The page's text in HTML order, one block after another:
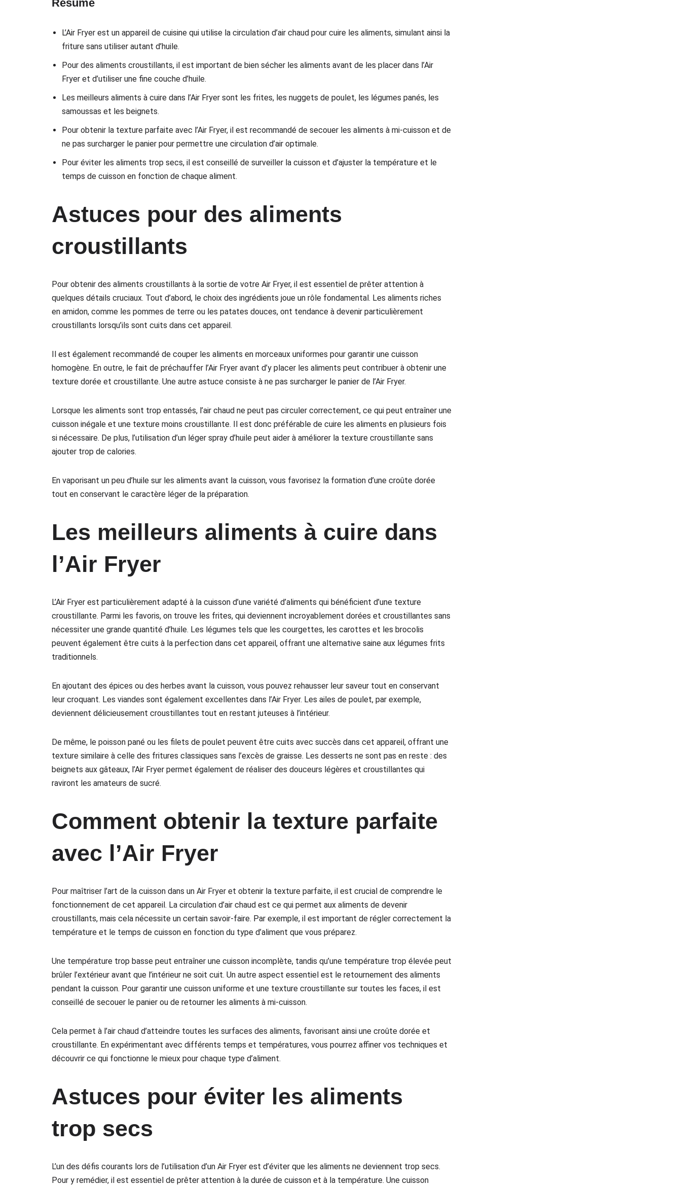
Résumé
L’Air Fryer est un appareil de cuisine qui utilise la circulation d’air chaud pour cuire les aliments, simulant ainsi la
friture sans utiliser autant d’huile.
Pour des aliments croustillants, il est important de bien sécher les aliments avant de les placer dans l’Air
Fryer et d’utiliser une fine couche d’huile.
Les meilleurs aliments à cuire dans l’Air Fryer sont les frites, les nuggets de poulet, les légumes panés, les
samoussas et les beignets.
Pour obtenir la texture parfaite avec l’Air Fryer, il est recommandé de secouer les aliments à mi-cuisson et de
ne pas surcharger le panier pour permettre une circulation d’air optimale.
Pour éviter les aliments trop secs, il est conseillé de surveiller la cuisson et d’ajuster la température et le
temps de cuisson en fonction de chaque aliment.
Astuces pour des aliments
croustillants
Pour obtenir des aliments croustillants à la sortie de votre Air Fryer, il est essentiel de prêter attention à
quelques détails cruciaux. Tout d’abord, le choix des ingrédients joue un rôle fondamental. Les aliments riches
en amidon, comme les pommes de terre ou les patates douces, ont tendance à devenir particulièrement
croustillants lorsqu’ils sont cuits dans cet appareil.
Il est également recommandé de couper les aliments en morceaux uniformes pour garantir une cuisson
homogène. En outre, le fait de préchauffer l’Air Fryer avant d’y placer les aliments peut contribuer à obtenir une
texture dorée et croustillante. Une autre astuce consiste à ne pas surcharger le panier de l’Air Fryer.
Lorsque les aliments sont trop entassés, l’air chaud ne peut pas circuler correctement, ce qui peut entraîner une
cuisson inégale et une texture moins croustillante. Il est donc préférable de cuire les aliments en plusieurs fois
si nécessaire. De plus, l’utilisation d’un léger spray d’huile peut aider à améliorer la texture croustillante sans
ajouter trop de calories.
En vaporisant un peu d’huile sur les aliments avant la cuisson, vous favorisez la formation d’une croûte dorée
tout en conservant le caractère léger de la préparation.
Les meilleurs aliments à cuire dans
l’Air Fryer
L’Air Fryer est particulièrement adapté à la cuisson d’une variété d’aliments qui bénéficient d’une texture
croustillante. Parmi les favoris, on trouve les frites, qui deviennent incroyablement dorées et croustillantes sans
nécessiter une grande quantité d’huile. Les légumes tels que les courgettes, les carottes et les brocolis
peuvent également être cuits à la perfection dans cet appareil, offrant une alternative saine aux légumes frits
traditionnels.
En ajoutant des épices ou des herbes avant la cuisson, vous pouvez rehausser leur saveur tout en conservant
leur croquant. Les viandes sont également excellentes dans l’Air Fryer. Les ailes de poulet, par exemple,
deviennent délicieusement croustillantes tout en restant juteuses à l’intérieur.
De même, le poisson pané ou les filets de poulet peuvent être cuits avec succès dans cet appareil, offrant une
texture similaire à celle des fritures classiques sans l’excès de graisse. Les desserts ne sont pas en reste : des
beignets aux gâteaux, l’Air Fryer permet également de réaliser des douceurs légères et croustillantes qui
raviront les amateurs de sucré.
Comment obtenir la texture parfaite
avec l’Air Fryer
Pour maîtriser l’art de la cuisson dans un Air Fryer et obtenir la texture parfaite, il est crucial de comprendre le
fonctionnement de cet appareil. La circulation d’air chaud est ce qui permet aux aliments de devenir
croustillants, mais cela nécessite un certain savoir-faire. Par exemple, il est important de régler correctement la
température et le temps de cuisson en fonction du type d’aliment que vous préparez.
Une température trop basse peut entraîner une cuisson incomplète, tandis qu’une température trop élevée peut
brûler l’extérieur avant que l’intérieur ne soit cuit. Un autre aspect essentiel est le retournement des aliments
pendant la cuisson. Pour garantir une cuisson uniforme et une texture croustillante sur toutes les faces, il est
conseillé de secouer le panier ou de retourner les aliments à mi-cuisson.
Cela permet à l’air chaud d’atteindre toutes les surfaces des aliments, favorisant ainsi une croûte dorée et
croustillante. En expérimentant avec différents temps et températures, vous pourrez affiner vos techniques et
découvrir ce qui fonctionne le mieux pour chaque type d’aliment.
Astuces pour éviter les aliments
trop secs
L’un des défis courants lors de l’utilisation d’un Air Fryer est d’éviter que les aliments ne deviennent trop secs.
Pour y remédier, il est essentiel de prêter attention à la durée de cuisson et à la température. Une cuisson